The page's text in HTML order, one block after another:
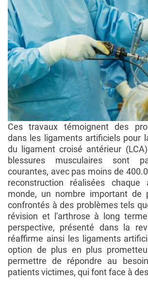
Ces travaux témoignent des
dans les ligaments artificiels pour
du ligament croisé antérieur
blessures musculaires sont
courantes, avec pas moins de
reconstruction réalisées
monde, un nombre important de
confrontés à des problèmes tels
révision et l'arthrose à long
perspective, présenté dans la
réaffirme ainsi les ligaments
option de plus en plus
permettre de répondre au
patients victimes, qui font face à